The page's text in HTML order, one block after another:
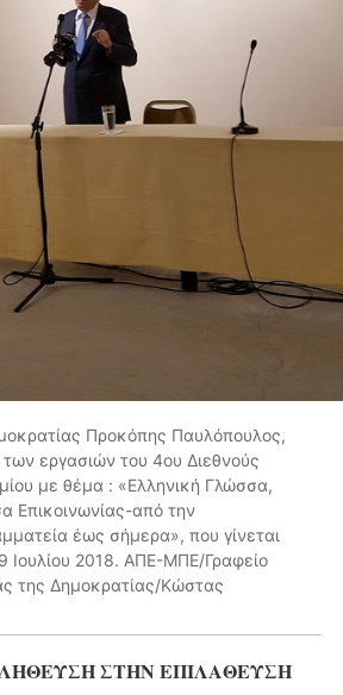
Προκόπης Παυλόπουλος,
των εργασιών του 4ου Διεθνούς
με θέμα : «Ελληνική Γλώσσα,
Επικοινωνίας-από την
έως σήμερα», που γίνεται
Ιουλίου 2018. ΑΠΕ-ΜΠΕ/Γραφείο
της Δημοκρατίας/Κώστας
ΣΤΗΝ ΕΠΙΛΑΘΕΥΣΗ